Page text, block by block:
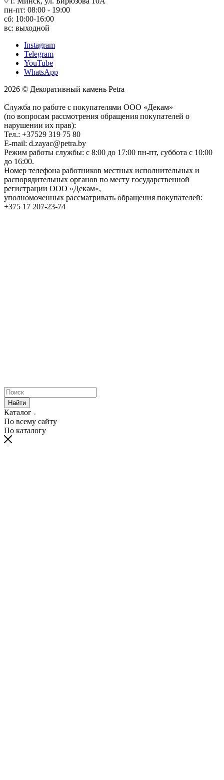
пн-пт: 08:00 - 19:00
сб: 10:00-16:00
вс: выходной
Instagram
Telegram
YouTube
WhatsApp
2026 © Декоративный камень Petra
Служба по работе с покупателями ООО «Декам»
(по вопросам рассмотрения обращения покупателей о
нарушении их прав):
Тел.: +37529 319 75 80
E-mail: d.zayac@petra.by
Режим работы службы: с 8:00 до 17:00 пн-пт, суббота с 10:00
до 16:00.
Номер телефона работников местных исполнительных и
распорядительных органов по месту государственной
регистрации ООО «Декам»,
уполномоченных рассматривать обращения покупателей:
+375 17 207-23-74
Найти
Каталог
По всему сайту
По каталогу